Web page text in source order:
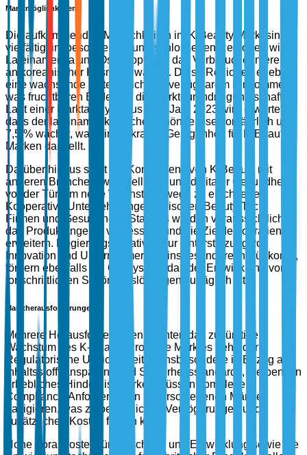
Marktmöglichkeiten
Die aufkommenden Möglichkeiten im K-Beauty Markt sind
vielfältig, insbesondere in unerschlossenen Regionen wie
Lateinamerika und Osteuropa, wo das Verbraucherinteresse
an koreanischer Kosmetik wächst. Diese Regionen erleben
eine wachsende Mittelschicht mit verfügbarem Einkommen,
was fruchtbaren Boden für die Marktdurchdringung schafft.
Laut einer Marktanalyse aus dem Jahr 2023 wird erwartet,
dass der lateinamerikanische Schönheitssektor jährlich um
7,5 % wächst, was eine lukrative Gelegenheit für K-Beauty
Marken darstellt.
Darüber hinaus steht die Konvergenz von K-Beauty mit
anderen Branchen, wie Wellness und digitaler Gesundheit,
vor der Tür, um neue Wachstumswege zu erschließen.
Kooperative Unternehmungen zwischen Beauty-Tech-
Firmen und Gesundheits-Startups werden voraussichtlich
das Produktangebot verbessern und die Zieldemografien
erweitern. Regierungsinitiativen zur Unterstützung von
Innovation und Unternehmertum, insbesondere in Südkorea,
fördern ebenfalls ein Ökosystem, das der Entwicklung von
fortschrittlichen Schönheitslösungen zuträglich ist.
Marktherausforderungen
Mehrere Herausforderungen könnten das zukünftige
Wachstum des K-Beauty Produkte Marktes behindern.
Regulatorische Unsicherheiten, insbesondere in Bezug auf
Inhaltsstofftransparenz und Sicherheitsstandards, bleiben ein
erhebliches Hindernis. Marken müssen komplexe
Compliance-Anforderungen in verschiedenen Märkten
navigieren, was zu betrieblichen Verzögerungen und
zusätzlichen Kosten führen kann.
Hohe Vorabkosten für Forschung und Entwicklung sowie die